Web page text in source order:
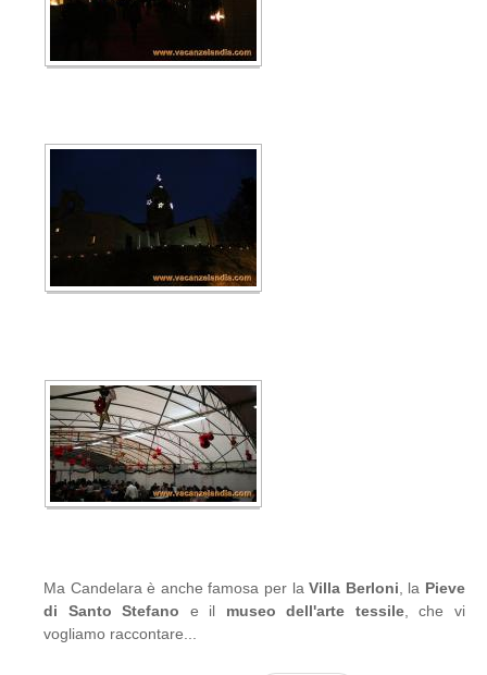
Ma Candelara è anche famosa per laVilla Berloni, la Pieve
di Santo Stefano e il museo dell'arte tessile, che vi
vogliamo raccontare...